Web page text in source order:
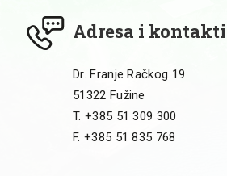
Adresa i kontakti
Dr. Franje Račkog 19
51322 Fužine
T. +385 51 309 300
F. +385 51 835 768